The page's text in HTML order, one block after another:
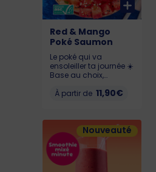
Red & Mango
Poké Saumon
Le poké qui va
ensoleiller ta journée ☀️
Base au choix,
de mangue 🥭,
(Saumon certifié ASC)
Allergènes : Poisson,
gluten, soja, lait,
sésame KCAL : LIL :
526 - MED : 719 - BIG :
990
À partir de 11,90€
Nouveauté